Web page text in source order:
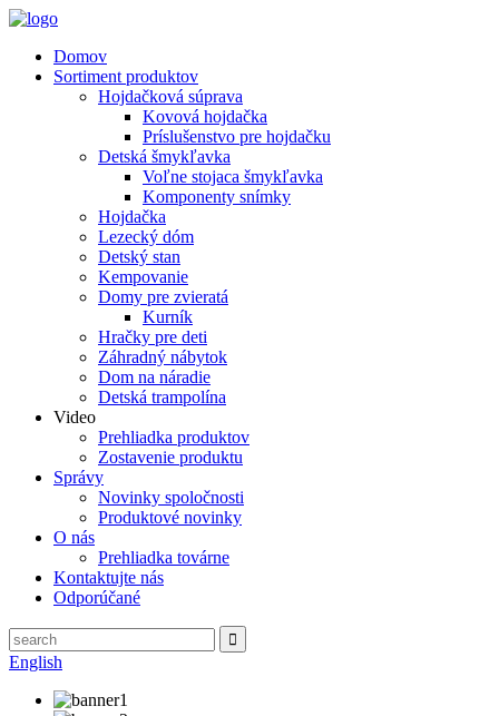
Domov
Sortiment produktov
Hojdačková súprava
Kovová hojdačka
Príslušenstvo pre hojdačku
Detská šmykľavka
Voľne stojaca šmykľavka
Komponenty snímky
Hojdačka
Lezecký dóm
Detský stan
Kempovanie
Domy pre zvieratá
Kurník
Hračky pre deti
Záhradný nábytok
Dom na náradie
Detská trampolína
Video
Prehliadka produktov
Zostavenie produktu
Správy
Novinky spoločnosti
Produktové novinky
O nás
Prehliadka továrne
Kontaktujte nás
Odporúčané
English